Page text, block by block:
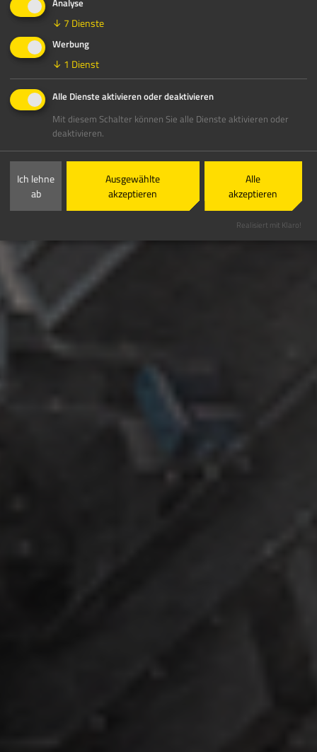
Analyse
↓ 7 Dienste
Werbung
↓ 1 Dienst
Alle Dienste aktivieren oder deaktivieren
Mit diesem Schalter können Sie alle Dienste aktivieren oder
deaktivieren.
Ich lehne
ab
Ausgewählte
akzeptieren
Alle
akzeptieren
Realisiert mit Klaro!